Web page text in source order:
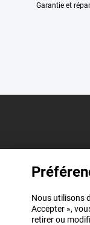
Garantie et
Nous utilisons
Accepter »,
retirer ou